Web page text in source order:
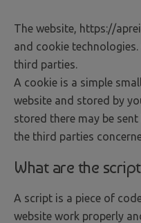
The website, https://
and cookie
third parties.
A cookie is a simple
website and stored by
stored there may be
the third parties
What are the
A script is a piece of
website work properly